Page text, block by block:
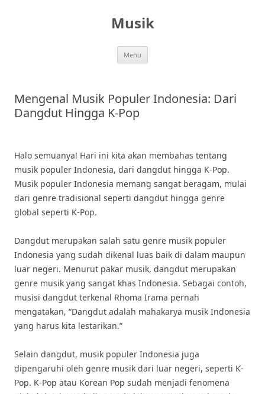
Musik
Menu
Mengenal Musik Populer Indonesia: Dari
Dangdut Hingga K-Pop
Halo semuanya! Hari ini kita akan membahas tentang
musik populer Indonesia, dari dangdut hingga K-Pop.
Musik populer Indonesia memang sangat beragam, mulai
dari genre tradisional seperti dangdut hingga genre
global seperti K-Pop.
Dangdut merupakan salah satu genre musik populer
Indonesia yang sudah dikenal luas baik di dalam maupun
luar negeri. Menurut pakar musik, dangdut merupakan
genre musik yang sangat khas Indonesia. Sebagai contoh,
musisi dangdut terkenal Rhoma Irama pernah
mengatakan, “Dangdut adalah mahakarya musik Indonesia
yang harus kita lestarikan.”
Selain dangdut, musik populer Indonesia juga
dipengaruhi oleh genre musik dari luar negeri, seperti K-
Pop. K-Pop atau Korean Pop sudah menjadi fenomena